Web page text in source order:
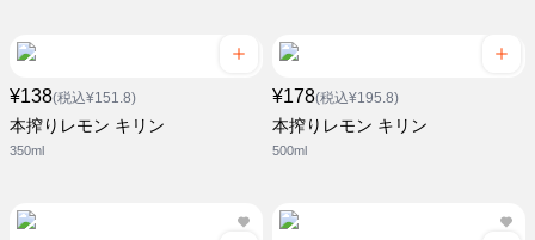
¥138(税込¥151.8)
本搾りレモン キリン
350ml
¥178(税込¥195.8)
本搾りレモン キリン
500ml